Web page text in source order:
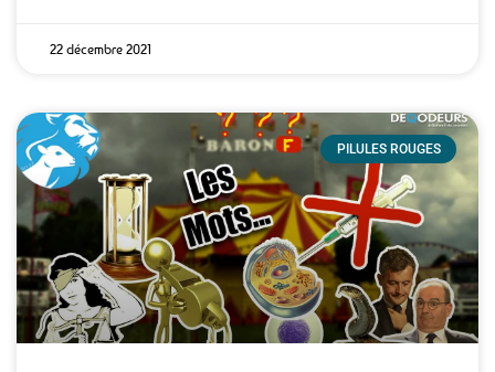
22 décembre 2021
PILULES ROUGES